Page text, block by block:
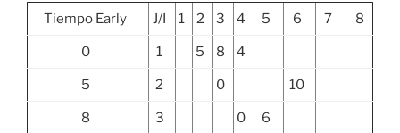
Tiempo Early
J/I 1 2 3 4 5 6 7 8
0 1 5 8 4
5 2 0 10
8 3 0 6